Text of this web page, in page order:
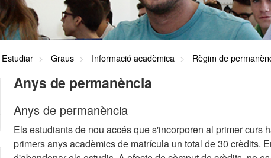
Estudiar Graus Informació acadèmica Règim de
Anys de permanència
Anys de permanència
Els estudiants de nou accés que s'incorporen al primer curs
primers anys acadèmics de matrícula un total de 30 crèdits.